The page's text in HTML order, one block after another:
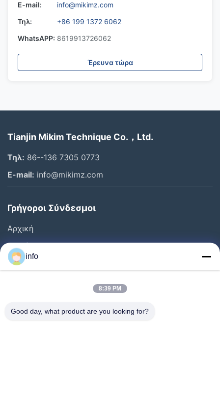
E-mail:
info@mikimz.com
Τηλ:
+86 199 1372 6062
WhatsAPP: 8619913726062
Έρευνα τώρα
Tianjin Mikim Technique Co.，Ltd.
Τηλ: 86--136 7305 0773
E-mail: info@mikimz.com
Γρήγοροι Σύνδεσμοι
Αρχική
Προϊόντα
Εκπομπή VR
Ποιοτικός Έλεγχος
info
8:39 PM
Good day, what product are you looking for?